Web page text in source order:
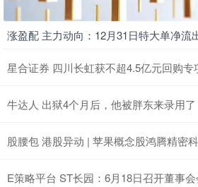
涨盈配 主力动向：12月31日特大单净流
星合证券 四川长虹获不超4.5亿元回购专
牛达人 出狱4个月后，他被胖东来录用了
股腰包 港股异动 | 苹果概念股鸿腾精密
E策略平台 ST长园：6月18日召开董事